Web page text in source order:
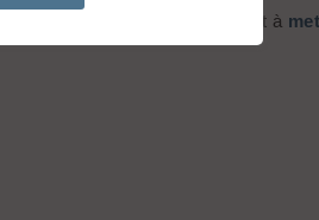
à dire :
est équivalent à